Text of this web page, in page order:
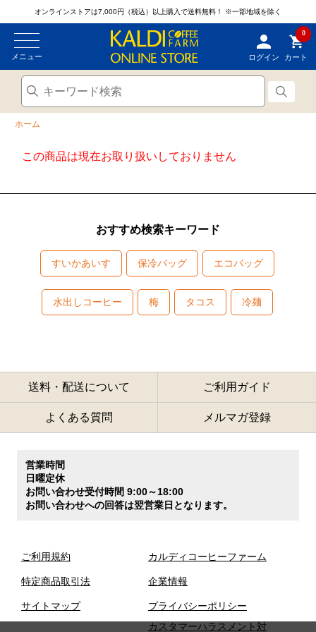
オンラインストアは7,000円（税込）以上購入で送料無料！ ※一部地域を除く
メニュー ログイン
0
カート
ホーム
この商品は現在お取り扱いしておりません
おすすめ検索キーワード
すいかあいす 保冷バッグ エコバッグ
水出しコーヒー 梅 タコス 冷麺
送料・配送について ご利用ガイド
よくある質問 メルマガ登録
営業時間
日曜定休
お問い合わせ受付時間 9:00～18:00
お問い合わせへの回答は翌営業日となります。
ご利用規約
特定商品取引法
サイトマップ
カルディコーヒーファーム
企業情報
プライバシーポリシー
カスタマーハラスメント対